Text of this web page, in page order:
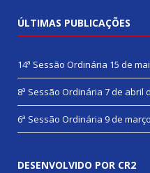
ÚLTIMAS PUBLICAÇÕES
14ª Sessão Ordinária 15 de
8ª Sessão Ordinária 7 de abril
6ª Sessão Ordinária 9 de
DESENVOLVIDO POR CR2